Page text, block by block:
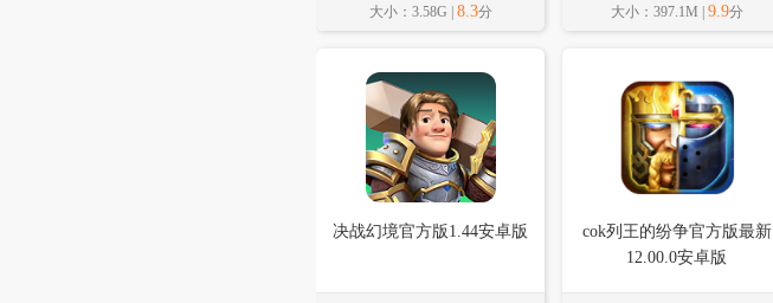
大小：3.58G | 8.3分 大小：397.1M | 9.9分
决战幻境官方版1.44安卓版
cok列王的纷争官方版最新
12.00.0安卓版